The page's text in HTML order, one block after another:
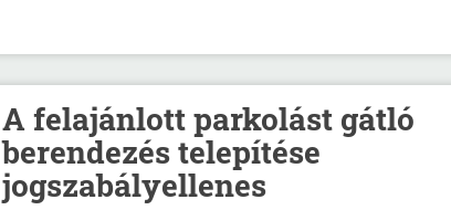
A felajánlott parkolást gátló
berendezés telepítése
jogszabályellenes